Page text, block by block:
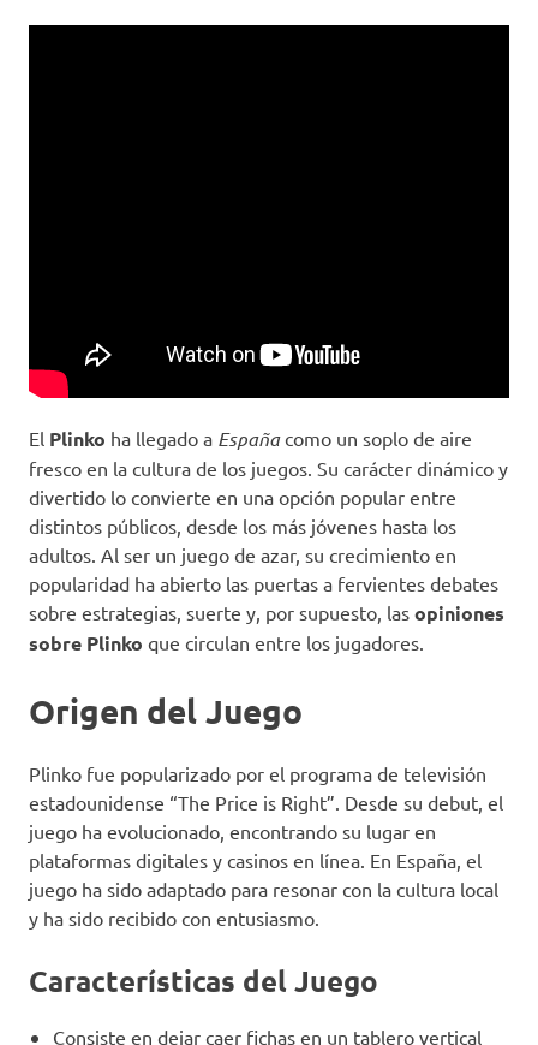
El Plinko ha llegado a Españacomo un soplo de aire
fresco en la cultura de los juegos. Su carácter dinámico y
divertido lo convierte en una opción popular entre
distintos públicos, desde los más jóvenes hasta los
adultos. Al ser un juego de azar, su crecimiento en
popularidad ha abierto las puertas a fervientes debates
sobre estrategias, suerte y, por supuesto, las opiniones
sobre Plinko que circulan entre los jugadores.
Origen del Juego
Plinko fue popularizado por el programa de televisión
estadounidense “The Price is Right”. Desde su debut, el
juego ha evolucionado, encontrando su lugar en
plataformas digitales y casinos en línea. En España, el
juego ha sido adaptado para resonar con la cultura local
y ha sido recibido con entusiasmo.
Características del Juego
Consiste en dejar caer fichas en un tablero vertical